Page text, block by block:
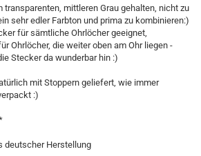
transparenten, mittleren Grau gehalten, nicht zu
sehr edler Farbton und prima zu kombinieren:)
für sämtliche Ohrlöcher geeignet,
Ohrlöcher, die weiter oben am Ohr liegen -
Stecker da wunderbar hin :)
mit Stoppern geliefert, wie immer
:)
deutscher Herstellung